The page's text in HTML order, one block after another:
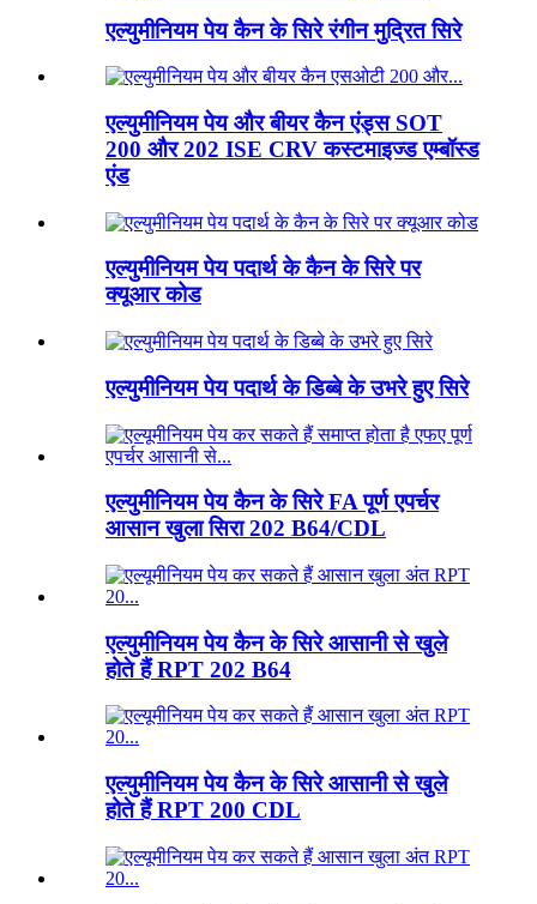
एल्युमीनियम पेय कैन के सिरे रंगीन मुद्रित सिरे
एल्युमीनियम पेय और बीयर कैन एंड्स SOT
200 और 202 ISE CRV कस्टमाइज्ड एम्बॉस्ड
एंड
एल्युमीनियम पेय पदार्थ के कैन के सिरे पर
क्यूआर कोड
एल्युमीनियम पेय पदार्थ के डिब्बे के उभरे हुए सिरे
एल्युमीनियम पेय कैन के सिरे FA पूर्ण एपर्चर
आसान खुला सिरा 202 B64/CDL
एल्युमीनियम पेय कैन के सिरे आसानी से खुले
होते हैं RPT 202 B64
एल्युमीनियम पेय कैन के सिरे आसानी से खुले
होते हैं RPT 200 CDL